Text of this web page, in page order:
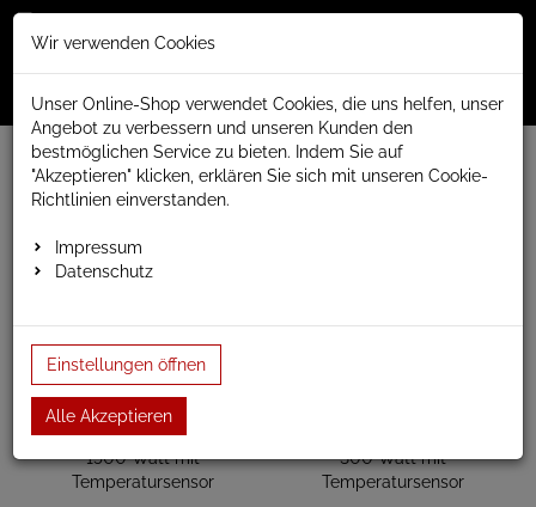
Menü
www.anapont.eu
Heizkörperzubehör
Elektro Heizpatronen
Nex - HOME Heizpatrone
Wir verwenden Cookies
Unser Online-Shop verwendet Cookies, die uns helfen, unser
Angebot zu verbessern und unseren Kunden den
bestmöglichen Service zu bieten. Indem Sie auf
"Akzeptieren" klicken, erklären Sie sich mit unseren Cookie-
Richtlinien einverstanden.
Impressum
Datenschutz
Einstellungen öffnen
Alle Akzeptieren